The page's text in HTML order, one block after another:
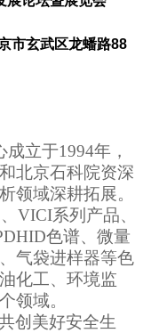
市玄武区龙蟠路88
立于1994年，
北京石科院资深
领域深耕拓展。
VICI系列产品、
色谱、微量
气袋进样器等色
化工、环境监
领域。
创美好安全生